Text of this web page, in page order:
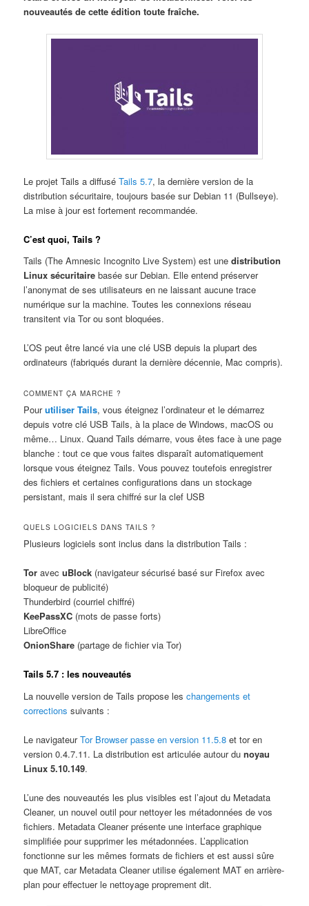
nouveautés de cette édition toute fraîche.
Le projet Tails a diffuséTails 5.7, la dernière version de la
distribution sécuritaire, toujours basée sur Debian 11 (Bullseye).
La mise à jour est fortement recommandée.
C’est quoi, Tails ?
Tails (The Amnesic Incognito Live System) est unedistribution
Linux sécuritaire basée sur Debian. Elle entend préserver
l’anonymat de ses utilisateurs en ne laissant aucune trace
numérique sur la machine. Toutes les connexions réseau
transitent via Tor ou sont bloquées.
L’OS peut être lancé via une clé USB depuis la plupart des
ordinateurs (fabriqués durant la dernière décennie, Mac compris).
COMMENT ÇA MARCHE ?
Pourutiliser Tails, vous éteignez l’ordinateur et le démarrez
depuis votre clé USB Tails, à la place de Windows, macOS ou
même… Linux. Quand Tails démarre, vous êtes face à une page
blanche : tout ce que vous faites disparaît automatiquement
lorsque vous éteignez Tails. Vous pouvez toutefois enregistrer
des fichiers et certaines configurations dans un stockage
persistant, mais il sera chiffré sur la clef USB
QUELS LOGICIELS DANS TAILS ?
Plusieurs logiciels sont inclus dans la distribution Tails :
Tor avecuBlock (navigateur sécurisé basé sur Firefox avec
bloqueur de publicité)
Thunderbird (courriel chiffré)
KeePassXC (mots de passe forts)
LibreOffice
OnionShare (partage de fichier via Tor)
Tails 5.7 : les nouveautés
La nouvelle version de Tails propose leschangements et
corrections suivants :
Le navigateurTor Browser passe en version 11.5.8 et tor en
version 0.4.7.11. La distribution est articulée autour dunoyau
Linux 5.10.149.
L’une des nouveautés les plus visibles est l’ajout du Metadata
Cleaner, un nouvel outil pour nettoyer les métadonnées de vos
fichiers. Metadata Cleaner présente une interface graphique
simplifiée pour supprimer les métadonnées. L’application
fonctionne sur les mêmes formats de fichiers et est aussi sûre
que MAT, car Metadata Cleaner utilise également MAT en arrière-
plan pour effectuer le nettoyage proprement dit.